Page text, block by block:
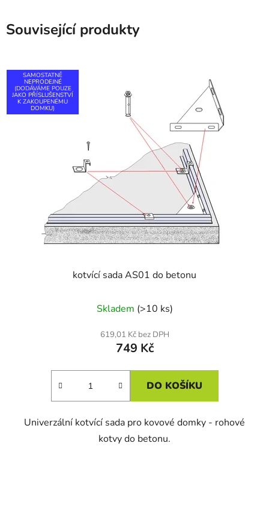
Související produkty
SAMOSTATNĚ
NEPRODEJNÉ
(DODÁVÁME POUZE
JAKO PŘÍSLUŠENSTVÍ
K ZAKOUPENÉMU
DOMKU)
kotvící sada AS01 do betonu
Skladem (>10 ks)
619,01 Kč bez DPH
749 Kč
DO KOŠÍKU
Univerzální kotvící sada pro kovové domky - rohové
kotvy do betonu.